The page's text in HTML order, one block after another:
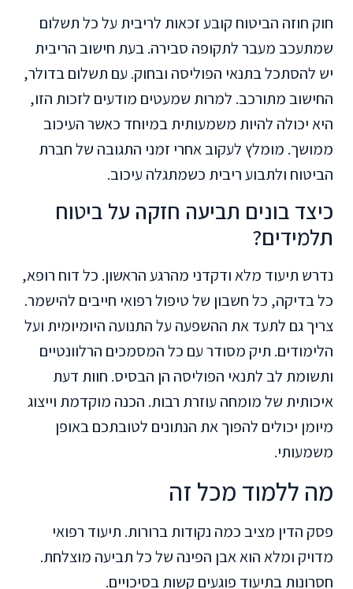
חוק חוזה הביטוח קובע זכאות לריבית על כל תשלום
שמתעכב מעבר לתקופה סבירה. בעת חישוב הריבית
יש להסתכל בתנאי הפוליסה ובחוק. עם תשלום בדולר,
החישוב מתורכב. למרות שמעטים מודעים לזכות הזו,
היא יכולה להיות משמעותית במיוחד כאשר העיכוב
ממושך. מומלץ לעקוב אחרי זמני התגובה של חברת
הביטוח ולתבוע ריבית כשמתגלה עיכוב.
כיצד בונים תביעה חזקה על ביטוח
תלמידים?
נדרש תיעוד מלא ודקדני מהרגע הראשון. כל דוח רופא,
כל בדיקה, כל חשבון של טיפול רפואי חייבים להישמר.
צריך גם לתעד את ההשפעה על התנועה היומיומית ועל
הלימודים. תיק מסודר עם כל המסמכים הרלוונטיים
ותשומת לב לתנאי הפוליסה הן הבסיס. חוות דעת
איכותית של מומחה עוזרת רבות. הכנה מוקדמת וייצוג
מיומן יכולים להפוך את הנתונים לטובתכם באופן
משמעותי.
מה ללמוד מכל זה
פסק הדין מציב כמה נקודות ברורות. תיעוד רפואי
מדויק ומלא הוא אבן הפינה של כל תביעה מוצלחת.
חסרונות בתיעוד פוגעים קשות בסיכויים.